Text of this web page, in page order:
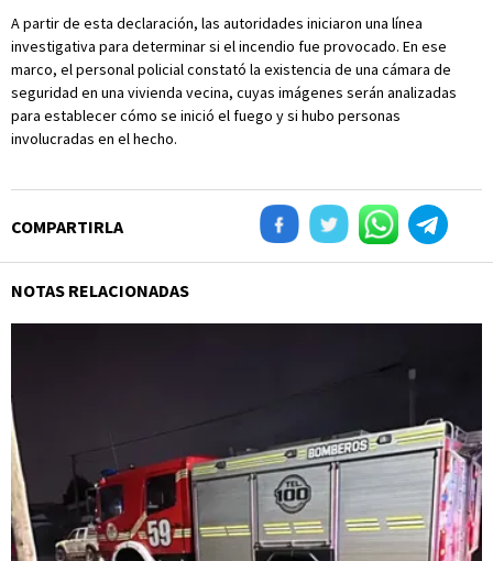
A partir de esta declaración, las autoridades iniciaron una línea
investigativa para determinar si el incendio fue provocado. En ese
marco, el personal policial constató la existencia de una cámara de
seguridad en una vivienda vecina, cuyas imágenes serán analizadas
para establecer cómo se inició el fuego y si hubo personas
involucradas en el hecho.
COMPARTIRLA
NOTAS RELACIONADAS